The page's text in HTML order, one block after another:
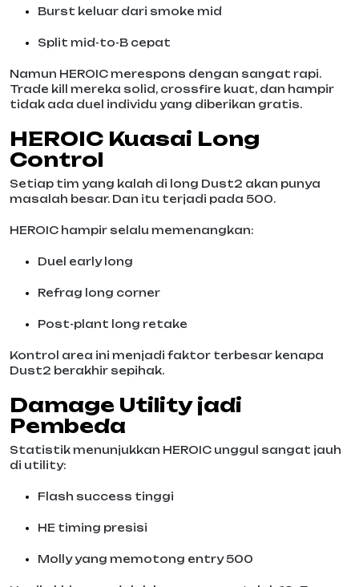
Burst keluar dari smoke mid
Split mid-to-B cepat
Namun HEROIC merespons dengan sangat rapi.
Trade kill mereka solid, crossfire kuat, dan hampir
tidak ada duel individu yang diberikan gratis.
HEROIC Kuasai Long
Control
Setiap tim yang kalah di long Dust2 akan punya
masalah besar. Dan itu terjadi pada 500.
HEROIC hampir selalu memenangkan:
Duel early long
Refrag long corner
Post-plant long retake
Kontrol area ini menjadi faktor terbesar kenapa
Dust2 berakhir sepihak.
Damage Utility jadi
Pembeda
Statistik menunjukkan HEROIC unggul sangat jauh
di utility:
Flash success tinggi
HE timing presisi
Molly yang memotong entry 500